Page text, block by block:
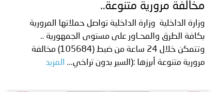
مخالفة مرورية متنوعة..
وزارة الداخلية وزارة الداخلية تواصل حملاتها المرورية
بكافة الطرق والمحـاور على مستوى الجمهورية ..
وتتمكن خلال 24 ساعة من ضبط (105684) مخالفة
مرورية متنوعة أبرزها :(السير بدون تراخي...
المزيد